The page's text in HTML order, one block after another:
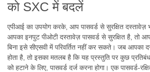
को SXC में बदलें
एपीआई का उपयोग करके, आप पासवर्ड से सुरक्षित
आपका इनपुट पीओटी दस्तावेज़ पासवर्ड से सुरक्षित है, तो
बिना इसे सीएसवी में परिवर्तित नहीं कर सकते। जब आपका
होता है, तो इसका मतलब है कि यह प्रस्तुति पर कुछ
को हटाने के लिए, पासवर्ड दर्ज करना होगा। एक पासवर्ड-